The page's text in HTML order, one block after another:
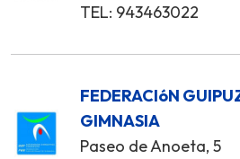
TEL: 943463022
FEDERACIóN
GIMNASIA
Paseo de Anoeta, 5